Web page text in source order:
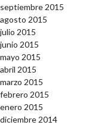
septiembre 2015
agosto 2015
julio 2015
junio 2015
mayo 2015
abril 2015
marzo 2015
febrero 2015
enero 2015
diciembre 2014